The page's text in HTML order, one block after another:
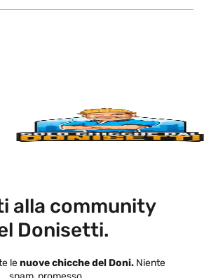
alla community
Donisetti.
lenuove chicche del Doni. Niente